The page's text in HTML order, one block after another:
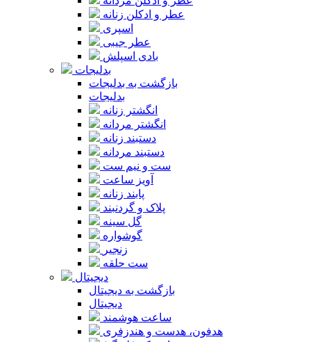
عطر و ادکلن زنانه
اسپری
عطر جیبی
بادی اسپلش
بدلیجات
بازگشت به بدلیجات
بدلیجات
انگشتر زنانه
انگشتر مردانه
دستبند زنانه
دستبند مردانه
ست و نیم ست
آویز ساعت
پابند زنانه
پلاک و گردنبند
گل سینه
گوشواره
زنجیر
ست حلقه
دیجیتال
بازگشت به دیجیتال
دیجیتال
ساعت هوشمند
هدفون، هدست و هندزفری